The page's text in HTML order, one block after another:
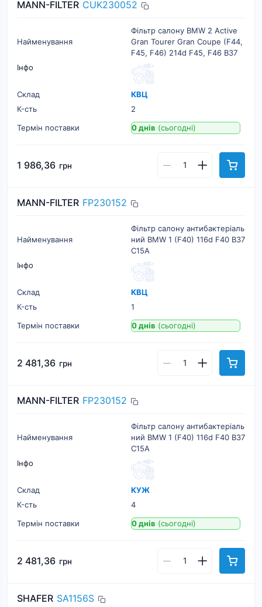
MANN-FILTER CUK230052
Найменування
Фільтр салону BMW 2 Active
Gran Tourer Gran Coupe (F44,
F45, F46) 214d F45, F46 B37
Інфо
Склад
КВЦ
К-cть
2
Термін поставки
0 днів (сьогодні)
1 986,36 грн
MANN-FILTER FP230152
Найменування
Фільтр салону антибактеріаль
ний BMW 1 (F40) 116d F40 B37
C15A
Інфо
Склад
КВЦ
К-cть
1
Термін поставки
0 днів (сьогодні)
2 481,36 грн
MANN-FILTER FP230152
Найменування
Фільтр салону антибактеріаль
ний BMW 1 (F40) 116d F40 B37
C15A
Інфо
Склад
КУЖ
К-cть
4
Термін поставки
0 днів (сьогодні)
2 481,36 грн
SHAFER SA1156S